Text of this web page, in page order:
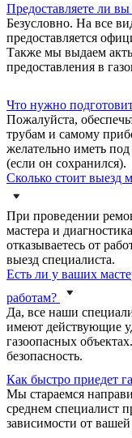
Предоставляете ли
Безусловно. На все
предоставляется
Также мы выдаем
предоставления в
Что нужно
Пожалуйста,
трубам и самому
желательно иметь
(если он сохранился).
Сколько стоит выезд
При проведении
мастера и
отказываетесь от
выезд специалиста.
Есть ли у ваших
работам?
Да, все наши
имеют действующие
газоопасных
безопасность.
Как быстро приедет
Мы стараемся
среднем специалист
зависимости от